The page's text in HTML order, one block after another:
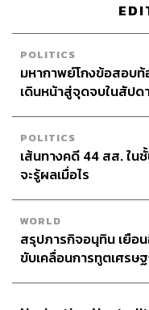
POLITICS
มหากาพย์โกงข้อสอบ
เดินหน้าสู่จุดจบในสัปด
POLITICS
เส้นทางคดี 44 สส. ใน
จะรู้ผลเมื่อไร
WORLD
สรุปภารกิจอนุทิน เยือ
ขับเคลื่อนการทูตเศรษ